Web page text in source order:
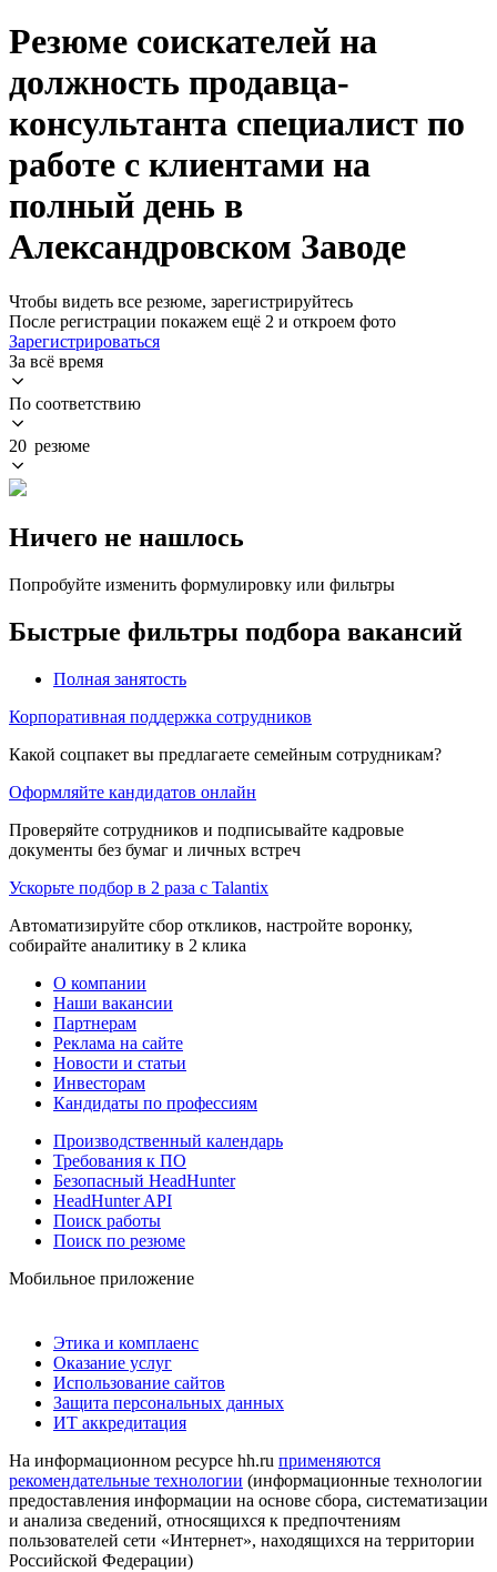
Резюме соискателей на
должность продавца-
консультанта специалист по
работе с клиентами на
полный день в
Александровском Заводе
Чтобы видеть все резюме, зарегистрируйтесь
После регистрации покажем ещё 2 и откроем фото
Зарегистрироваться
За всё время
По соответствию
20 резюме
Ничего не нашлось
Попробуйте изменить формулировку или фильтры
Быстрые фильтры подбора вакансий
Полная занятость
Корпоративная поддержка сотрудников
Какой соцпакет вы предлагаете семейным сотрудникам?
Оформляйте кандидатов онлайн
Проверяйте сотрудников и подписывайте кадровые
документы без бумаг и личных встреч
Ускорьте подбор в 2 раза с Talantix
Автоматизируйте сбор откликов, настройте воронку,
собирайте аналитику в 2 клика
О компании
Наши вакансии
Партнерам
Реклама на сайте
Новости и статьи
Инвесторам
Кандидаты по профессиям
Производственный календарь
Требования к ПО
Безопасный HeadHunter
HeadHunter API
Поиск работы
Поиск по резюме
Мобильное приложение
Этика и комплаенс
Оказание услуг
Использование сайтов
Защита персональных данных
ИТ аккредитация
На информационном ресурсе hh.ru применяются
рекомендательные технологии (информационные технологии
предоставления информации на основе сбора, систематизации
и анализа сведений, относящихся к предпочтениям
пользователей сети «Интернет», находящихся на территории
Российской Федерации)